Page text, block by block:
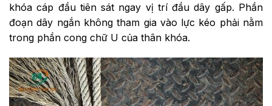
khóa cáp đầu tiên sát ngay vị trí đầu dây gấp. Phần
đoạn dây ngắn không tham gia vào lực kéo phải nằm
trong phần cong chữ U của thân khóa.